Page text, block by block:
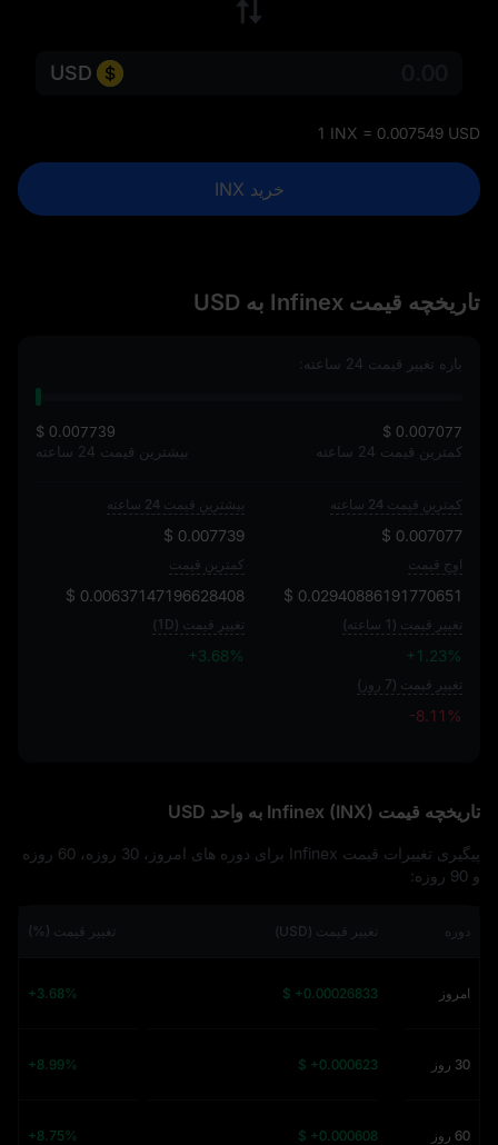
USD
1 INX = 0.007549 USD
خرید INX
تاریخچه قیمت Infinex به USD
بازه تغییر قیمت 24 ساعته:
$ 0.007077
کمترین قیمت 24 ساعته
$ 0.007739
بیشترین قیمت 24 ساعته
کمترین قیمت 24 ساعته
$ 0.007077
بیشترین قیمت 24 ساعته
$ 0.007739
اوج قیمت
$ 0.02940886191770651
کمترین قیمت
$ 0.00637147196628408
تغییر قیمت (1 ساعته)
+1.23%
تغییر قیمت (1D)
+3.68%
تغییر قیمت (7 روز)
-8.11%
تاریخچه قیمت Infinex (INX) به واحد USD
پیگیری تغییرات قیمت Infinex برای دوره‌ های امروز، 30 روزه، 60 روزه
و 90 روزه:
دوره تغییر قیمت (USD) تغییر قیمت (%)
امروز $ +0.00026833
+3.68%
30 روز $ +0.000623
+8.99%
60 روز $ +0.000608
+8.75%